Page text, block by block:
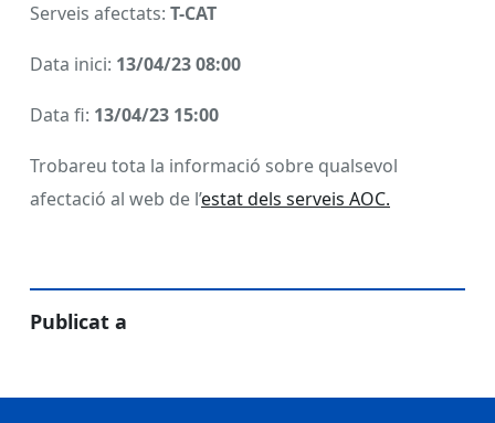
Serveis afectats: T-CAT
Data inici: 13/04/23 08:00
Data fi: 13/04/23 15:00
Trobareu tota la informació sobre qualsevol
afectació al web de l’estat dels serveis AOC.
Publicat a